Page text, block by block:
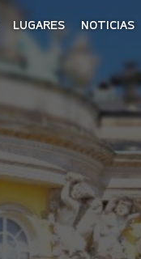
LUGARES NOTICIAS